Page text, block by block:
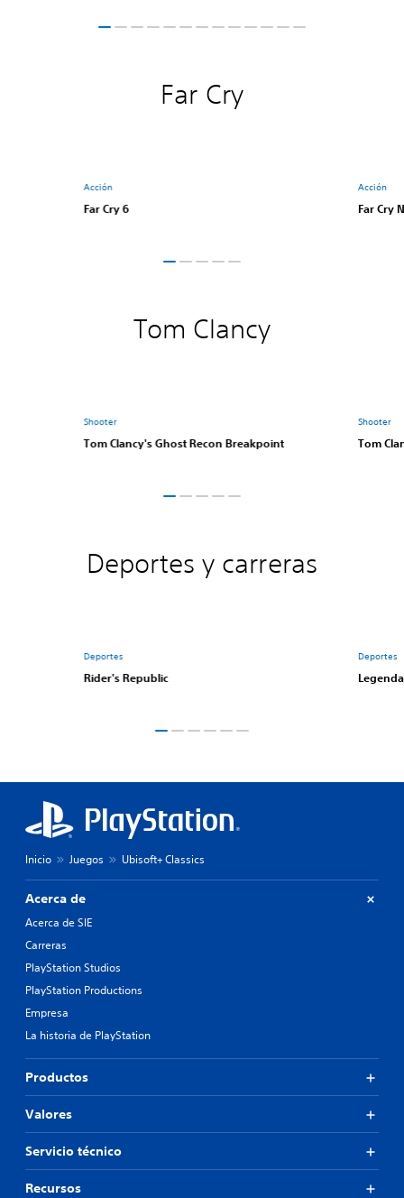
Far Cry
Acción
Far Cry 6
Acción
Far Cry
Tom Clancy
Shooter
Tom Clancy's Ghost Recon Breakpoint
Shooter
Tom
Deportes y carreras
Deportes
Rider's Republic
Deportes
Inicio Juegos Ubisoft+ Classics
Acerca de
Acerca de SIE
Carreras
PlayStation Studios
PlayStation Productions
Empresa
La historia de PlayStation
Productos
Valores
Servicio técnico
Recursos